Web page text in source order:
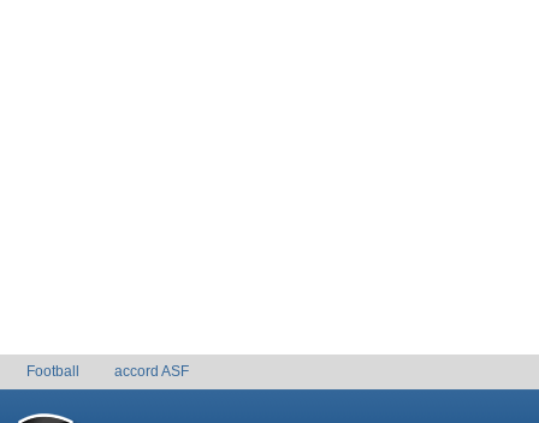
Football accord ASF